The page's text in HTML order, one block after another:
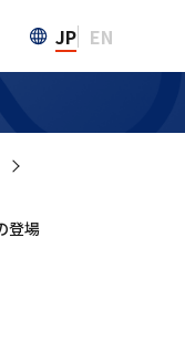
JP EN
、テニス
登場